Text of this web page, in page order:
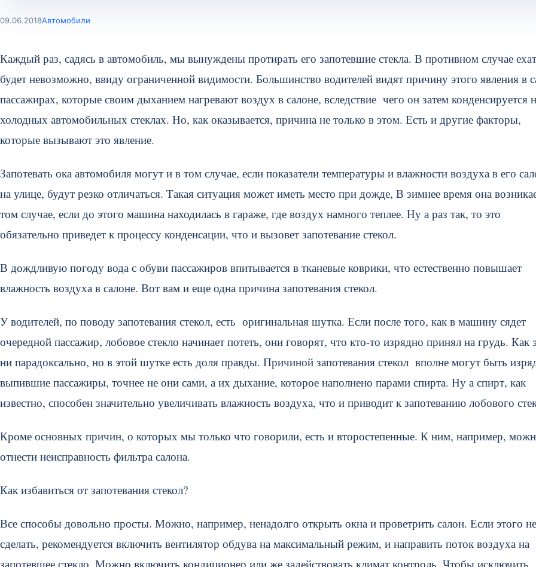
09.06.2018Автомобили
Каждый раз, садясь в автомобиль, мы вынуждены протирать его запотевшие стекла. В противном случае
будет невозможно, ввиду ограниченной видимости. Большинство водителей видят причину этого явления в
пассажирах, которые своим дыханием нагревают воздух в салоне, вследствие чего он затем конденсируется
холодных автомобильных стеклах. Но, как оказывается, причина не только в этом. Есть и другие факторы,
которые вызывают это явление.
Запотевать ока автомобиля могут и в том случае, если показатели температуры и влажности воздуха в его
на улице, будут резко отличаться. Такая ситуация может иметь место при дожде, В зимнее время она
том случае, если до этого машина находилась в гараже, где воздух намного теплее. Ну а раз так, то это
обязательно приведет к процессу конденсации, что и вызовет запотевание стекол.
В дождливую погоду вода с обуви пассажиров впитывается в тканевые коврики, что естественно повышает
влажность воздуха в салоне. Вот вам и еще одна причина запотевания стекол.
У водителей, по поводу запотевания стекол, есть оригинальная шутка. Если после того, как в машину сядет
очередной пассажир, лобовое стекло начинает потеть, они говорят, что кто-то изрядно принял на грудь. Как
ни парадоксально, но в этой шутке есть доля правды. Причиной запотевания стекол вполне могут быть
выпившие пассажиры, точнее не они сами, а их дыхание, которое наполнено парами спирта. Ну а спирт, как
известно, способен значительно увеличивать влажность воздуха, что и приводит к запотеванию лобового
Кроме основных причин, о которых мы только что говорили, есть и второстепенные. К ним, например,
отнести неисправность фильтра салона.
Как избавиться от запотевания стекол?
Все способы довольно просты. Можно, например, ненадолго открыть окна и проветрить салон. Если этого
сделать, рекомендуется включить вентилятор обдува на максимальный режим, и направить поток воздуха на
запотевшее стекло. Можно включить кондиционер или же задействовать климат контроль. Чтобы исключить